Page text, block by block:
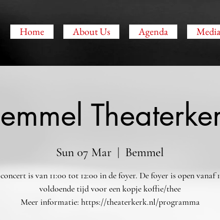
Home About Us Agenda Media
Sun 07 Mar
  |
Bemmel
is van 11:00 tot 12:00 in de foyer. De foyer is open vanaf
voldoende tijd voor een kopje koffie/thee
Meer informatie: https://theaterkerk.nl/programma